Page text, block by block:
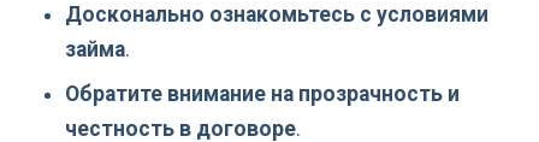
Досконально ознакомьтесь с условиями
займа.
Обратите внимание на прозрачность и
честность в договоре.